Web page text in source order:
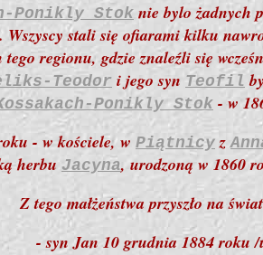
Ponikly Stok nie bylo żadnych
Wszyscy stali się ofiarami kilku
regionu, gdzie znaleźli się
Teodor i jego syn Teofil
Ponikly Stok - w
- w kościele, w Piątnicy z
herbu Jacyna, urodzoną w 1860
Z tego małżeństwa przyszło na
- syn Jan 10 grudnia 1884 roku